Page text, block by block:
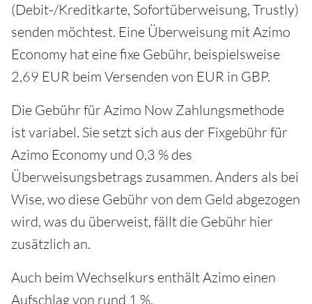
(Debit-/Kreditkarte, Sofortüberweisung, Trustly)
senden möchtest. Eine Überweisung mit Azimo
Economy hat eine fixe Gebühr, beispielsweise
2,69 EUR beim Versenden von EUR in GBP.
Die Gebühr für Azimo Now Zahlungsmethode
ist variabel. Sie setzt sich aus der Fixgebühr für
Azimo Economy und 0,3 % des
Überweisungsbetrags zusammen. Anders als bei
Wise, wo diese Gebühr von dem Geld abgezogen
wird, was du überweist, fällt die Gebühr hier
zusätzlich an.
Auch beim Wechselkurs enthält Azimo einen
Aufschlag von rund 1 %.